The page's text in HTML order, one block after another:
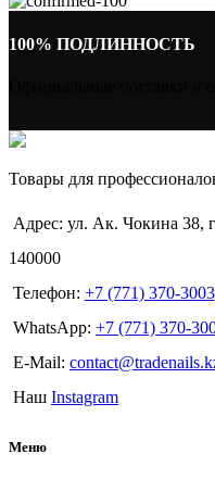
100% ПОДЛИННОСТЬ
Товары для
Адрес: ул. Ак. Чокина 38,
140000
Телефон: +7 (771) 370-3003
WhatsApp: +7 (771) 370-
E-Mail:
Наш Instagram
Меню